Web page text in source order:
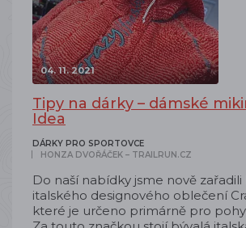
04. 11. 2021
Tipy na dárky – dámské
Idea
DÁRKY PRO SPORTOVCE
HONZA DVOŘÁČEK – TRAILRUN.CZ
Do naší nabídky jsme nově
italského designového oblečení
které je určeno primárně pro